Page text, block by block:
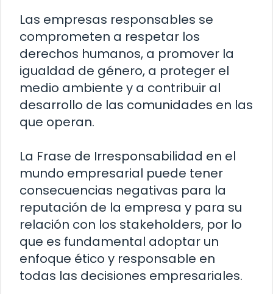
Las empresas responsables se
comprometen a respetar los
derechos humanos, a promover la
igualdad de género, a proteger el
medio ambiente y a contribuir al
desarrollo de las comunidades en las
que operan.
La Frase de Irresponsabilidad en el
mundo empresarial puede tener
consecuencias negativas para la
reputación de la empresa y para su
relación con los stakeholders, por lo
que es fundamental adoptar un
enfoque ético y responsable en
todas las decisiones empresariales.